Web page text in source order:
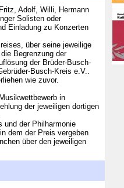
Adolf, Willi, Hermann
Solisten oder
Einladung zu Konzerten
über seine jeweilige
Begrenzung der
der Brüder-Busch-
Busch-Kreis e.V..
wie zuvor.
in
der jeweiligen dortigen
und der Philharmonie
dem der Preis vergeben
über den jeweiligen